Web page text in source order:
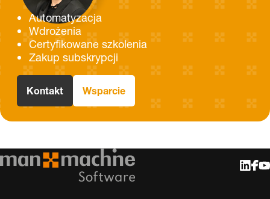
Automatyzacja
Wdrożenia
Certyfikowane szkolenia
Zakup subskrypcji
Kontakt Wsparcie